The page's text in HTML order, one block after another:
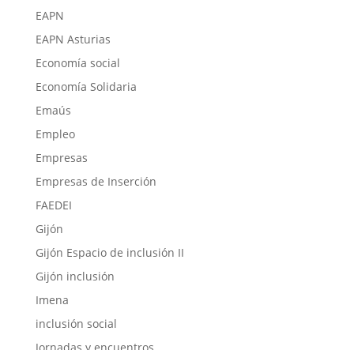
EAPN
EAPN Asturias
Economía social
Economía Solidaria
Emaús
Empleo
Empresas
Empresas de Inserción
FAEDEI
Gijón
Gijón Espacio de inclusión II
Gijón inclusión
Imena
inclusión social